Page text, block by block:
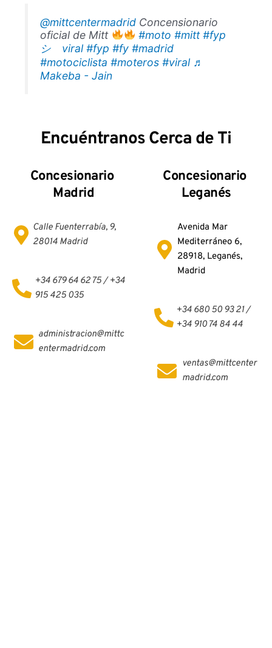
@mittcentermadrid Concensionario
oficial de Mitt
#moto #mitt #fyp
シ゚viral #fyp #fy #madrid
#motociclista #moteros #viral ♬
Makeba - Jain
Encuéntranos Cerca de Ti
Concesionario
Madrid
Calle Fuenterrabía, 9,
28014 Madrid
+34 679 64 62 75 / +34
915 425 035
administracion@mittc
entermadrid.com
Concesionario
Leganés
Avenida Mar
Mediterráneo 6,
28918, Leganés,
Madrid
+34 680 50 93 21 /
+34 910 74 84 44
ventas@mittcenter
madrid.com